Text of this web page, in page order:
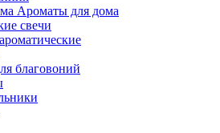
Ароматы для дома
свечи
благовоний